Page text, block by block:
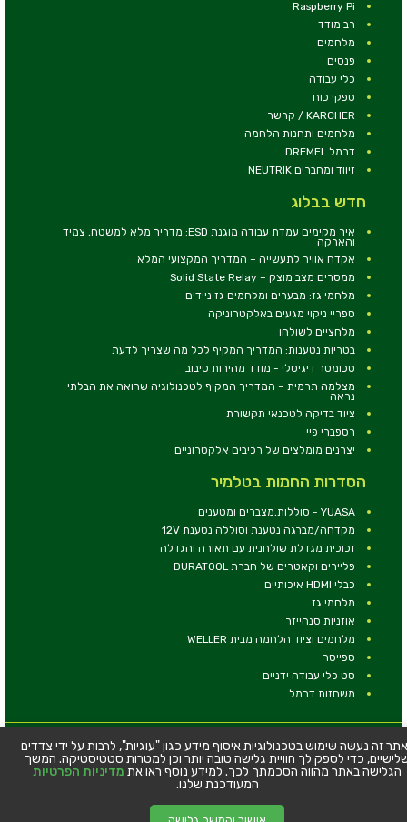
Raspberry Pi
רב מודד
מלחמים
פנסים
כלי עבודה
ספקי כוח
KARCHER / קרשר
מלחמים ותחנות הלחמה
דרמל DREMEL
זיווד ומחברים NEUTRIK
חדש בבלוג
איך מקימים עמדת עבודה מוגנת ESD: מדריך מלא למשטח, צמיד
והארקה
אקדח אוויר לתעשייה – המדריך המקצועי המלא
ממסרים מצב מוצק – Solid State Relay
מלחמי גז: מבערים ומלחמים גז ניידים
ספריי ניקוי מגעים באלקטרוניקה
מלחציים לשולחן
בטריות נטענות: המדריך המקיף לכל מה שצריך לדעת
טכומטר דיגיטלי - מודד מהירות סיבוב
מצלמה תרמית – המדריך המקיף לטכנולוגיה שרואה את הבלתי
נראה
ציוד בדיקה לטכנאי תקשורת
רספברי פיי
יצרנים מומלצים של רכיבים אלקטרוניים
הסדרות החמות בטלמיר
YUASA - סוללות,מצברים ומטענים
מקדחה/מברגה נטענת וסוללה נטענת 12V
זכוכית מגדלת שולחנית עם תאורה והגדלה
פליירים וקאטרים של חברת DURATOOL
כבלי HDMI איכותיים
מלחמי גז
אוזניות סנהייזר
מלחמים וציוד הלחמה מבית WELLER
ספייסר
סט כלי עבודה ידניים
משחזות דרמל
© כל הזכויות שמורות - טלמיר אלקטרוניקה בע''מ
כתובת: דרך העצמאות 63, חיפה
טלפון:04-8534564
זה נעשה שימוש בטכנולוגיות איסוף מידע כגון "עוגיות", לרבות על ידי צדדים
כדי לספק לך חוויית גלישה טובה יותר וכן למטרות סטטיסטיקה. המשך
הגלישה באתר מהווה הסכמתך לכך. למידע נוסף ראו את מדיניות הפרטיות
המעודכנת שלנו.